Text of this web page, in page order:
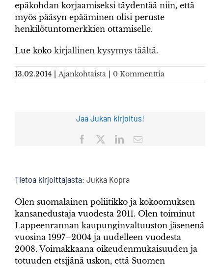
epäkohdan korjaamiseksi täydentää niin, että
myös pääsyn epääminen olisi peruste
henkilötuntomerkkien ottamiselle.
Lue koko kirjallinen kysymys täältä.
13.02.2014 Ajankohtaista 0 Kommenttia
Jaa Jukan kirjoitus!
Facebook LinkedInSähköposti
Tietoa kirjoittajasta: Jukka Kopra
Olen suomalainen poliitikko ja kokoomuksen
kansanedustaja vuodesta 2011. Olen toiminut
Lappeenrannan kaupunginvaltuuston jäsenenä
vuosina 1997–2004 ja uudelleen vuodesta
2008. Voimakkaana oikeudenmukaisuuden ja
totuuden etsijänä uskon, että Suomen